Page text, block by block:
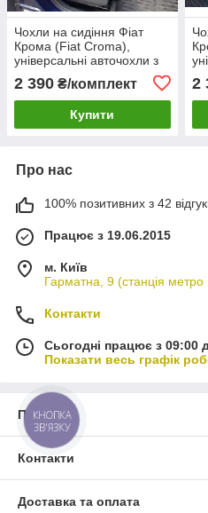
Чохли на сидіння Фіат
Крома (Fiat Croma),
універсальні авточохли з
екошкіри в Україні Чорно-
сірий
2 390 ₴/комплект
Купити
2
Про нас
100% позитивних з 42
Працює з 19.06.2015
м. Київ
Гарматна, 9 (станція метро
Контакти
Сьогодні працює з 09:00
Показати весь графік
Про нас
Контакти
Доставка та оплата
КНОПКА
ЗВ'ЯЗКУ